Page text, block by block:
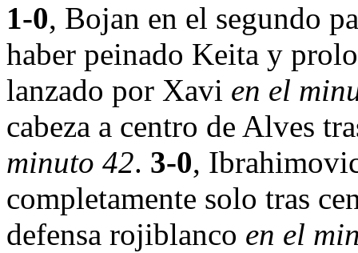
1-0, Bojan en el segundo
haber peinado Keita y
lanzado por Xavi en el
cabeza a centro de Alves
minuto 42. 3-0,
completamente solo tras
defensa rojiblanco en el